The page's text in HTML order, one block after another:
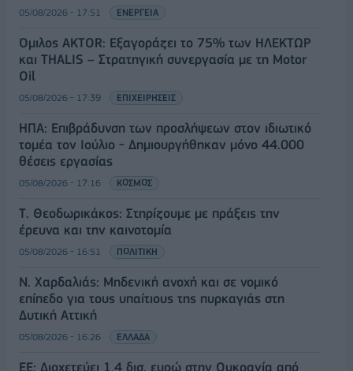
05/08/2026 - 17:51 ΕΝΕΡΓΕΙΑ
Όμιλος AKTOR: Εξαγοράζει το 75% των ΗΛΕΚΤΩΡ
και THALIS – Στρατηγική συνεργασία με τη Motor
Oil
05/08/2026 - 17:39 ΕΠΙΧΕΙΡΗΣΕΙΣ
ΗΠΑ: Επιβράδυνση των προσλήψεων στον ιδιωτικό
τομέα τον Ιούλιο - Δημιουργήθηκαν μόνο 44.000
θέσεις εργασίας
05/08/2026 - 17:16 ΚΟΣΜΟΣ
Τ. Θεοδωρικάκος: Στηρίζουμε με πράξεις την
έρευνα και την καινοτομία
05/08/2026 - 16:51 ΠΟΛΙΤΙΚΗ
Ν. Χαρδαλιάς: Μηδενική ανοχή και σε νομικό
επίπεδο για τους υπαίτιους της πυρκαγιάς στη
Δυτική Αττική
05/08/2026 - 16:26 ΕΛΛΑΔΑ
ΕΕ: Διοχετεύει 1,4 δισ. ευρώ στην Ουκρανία από